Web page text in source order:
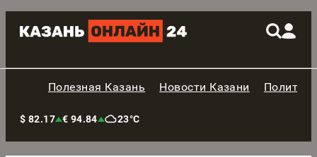
Полезная Казань Новости Казани
$ 82.17 € 94.84 23°C